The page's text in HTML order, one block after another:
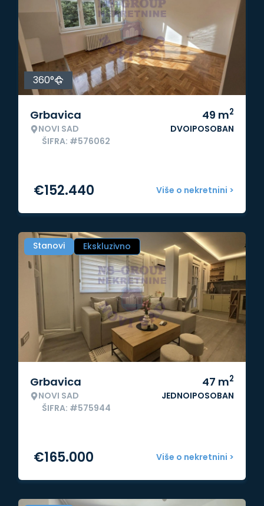
360°
Grbavica
NOVI SAD
ŠIFRA: #576062
49 m2
DVOIPOSOBAN
Više o nekretnini >
€152.440
Stanovi Ekskluzivno
Grbavica
NOVI SAD
ŠIFRA: #575944
47 m2
JEDNOIPOSOBAN
Više o nekretnini >
€165.000